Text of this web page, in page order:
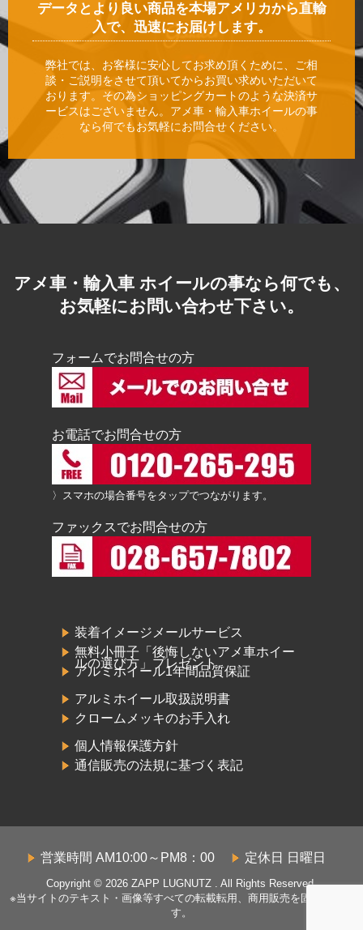
データとより良い商品を本場アメリカから直輸
入で、迅速にお届けします。
弊社では、お客様に安心してお求め頂くために、ご相
談・ご説明をさせて頂いてからお買い求めいただいて
おります。その為ショッピングカートのような決済サ
ービスはございません。アメ車・輸入車ホイールの事
なら何でもお気軽にお問合せください。
アメ車・輸入車 ホイールの事なら何でも、
お気軽にお問い合わせ下さい。
フォームでお問合せの方
お電話でお問合せの方
〉スマホの場合番号をタップでつながります。
ファックスでお問合せの方
装着イメージメールサービス
無料小冊子「後悔しないアメ車ホイー
ルの選び方」プレゼント
アルミホイール1年間品質保証
アルミホイール取扱説明書
クロームメッキのお手入れ
個人情報保護方針
通信販売の法規に基づく表記
営業時間 AM10:00～PM8：00 定休日 日曜日
Copyright © 2026 ZAPP LUGNUTZ . All Rights Reserved.
※当サイトのテキスト・画像等すべての転載転用、商用販売を固く禁じま
す。